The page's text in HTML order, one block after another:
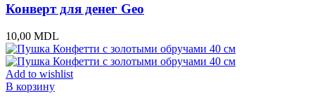
Конверт для денег Geo
10,00 MDL
Add to wishlist
В корзину